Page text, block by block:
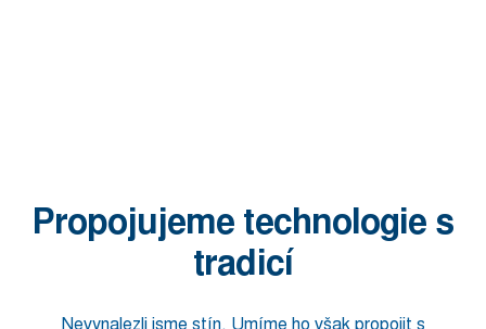
Propojujeme technologie s
tradicí
Nevynalezli jsme stín. Umíme ho však propojit s